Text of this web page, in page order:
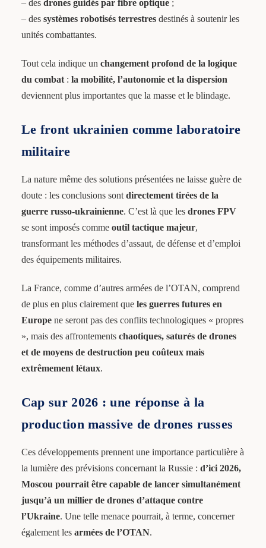
– des drones guidés par fibre optique;
– des systèmes robotisés terrestresdestinés à soutenir les
unités combattantes.
Tout cela indique un changement profond de la logique
du combat: la mobilité, l’autonomie et la dispersion
deviennent plus importantes que la masse et le blindage.
Le front ukrainien comme laboratoire
militaire
La nature même des solutions présentées ne laisse guère de
doute : les conclusions sont directement tirées de la
guerre russo-ukrainienne. C’est là que les drones FPV
se sont imposés comme outil tactique majeur,
transformant les méthodes d’assaut, de défense et d’emploi
des équipements militaires.
La France, comme d’autres armées de l’OTAN, comprend
de plus en plus clairement que les guerres futures en
Europene seront pas des conflits technologiques « propres
», mais des affrontements chaotiques, saturés de drones
et de moyens de destruction peu coûteux mais
extrêmement létaux.
Cap sur 2026 : une réponse à la
production massive de drones russes
Ces développements prennent une importance particulière à
la lumière des prévisions concernant la Russie : d’ici 2026,
Moscou pourrait être capable de lancer simultanément
jusqu’à un millier de drones d’attaque contre
l’Ukraine. Une telle menace pourrait, à terme, concerner
également les armées de l’OTAN.